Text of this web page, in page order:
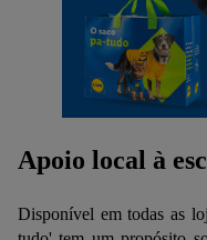
Apoio local à
Disponível em todas as